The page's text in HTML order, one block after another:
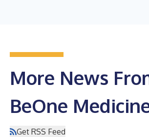
More News
BeOne
Get RSS Feed